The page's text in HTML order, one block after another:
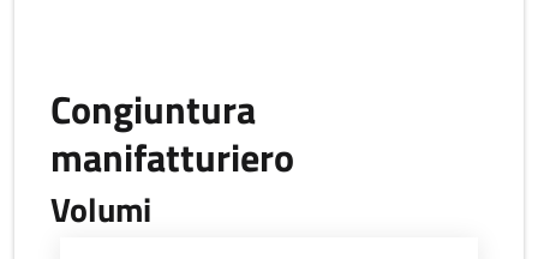
Congiuntura
manifatturiero
Volumi